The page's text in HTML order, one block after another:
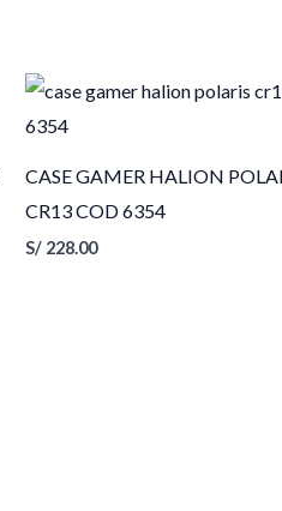
CASE GAMER HALION
CR13 COD 6354
S/ 228.00